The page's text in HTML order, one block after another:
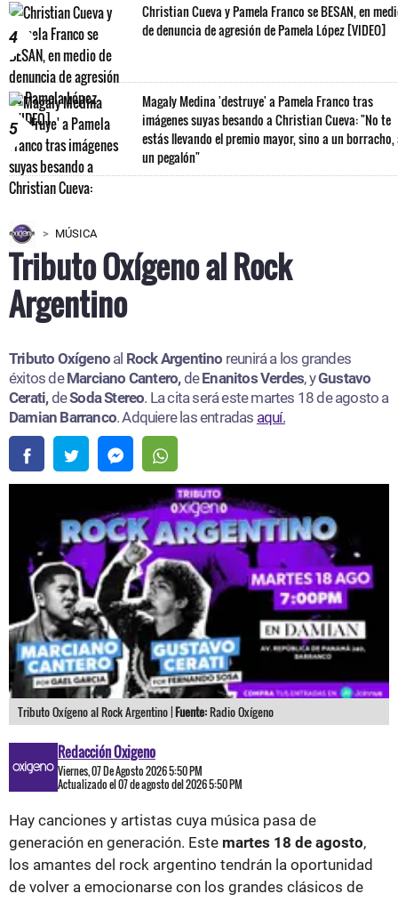
4
Christian Cueva y Pamela Franco se BESAN, en
de denuncia de agresión de Pamela López [VIDEO]
5
Magaly Medina 'destruye' a Pamela Franco tras
imágenes suyas besando a Christian Cueva: "No te
estás llevando el premio mayor, sino a un borracho,
un pegalón"
MÚSICA
Tributo Oxígeno al Rock
Argentino
Tributo Oxígeno al Rock Argentino reunirá a los grandes
éxitos deMarciano Cantero,deEnanitos Verdes, yGustavo
Cerati,deSoda Stereo. La cita será este martes 18 de agosto a
Damian Barranco. Adquiere las entradas aquí.
Tributo Oxígeno al Rock Argentino |Fuente:Radio Oxígeno
Redacción Oxigeno
Viernes, 07 De Agosto 2026 5:50 PM
Actualizado el 07 de agosto del 2026 5:50 PM
Hay canciones y artistas cuya música pasa de
generación en generación. Este martes 18 de agosto,
los amantes del rock argentino tendrán la oportunidad
de volver a emocionarse con los grandes clásicos de